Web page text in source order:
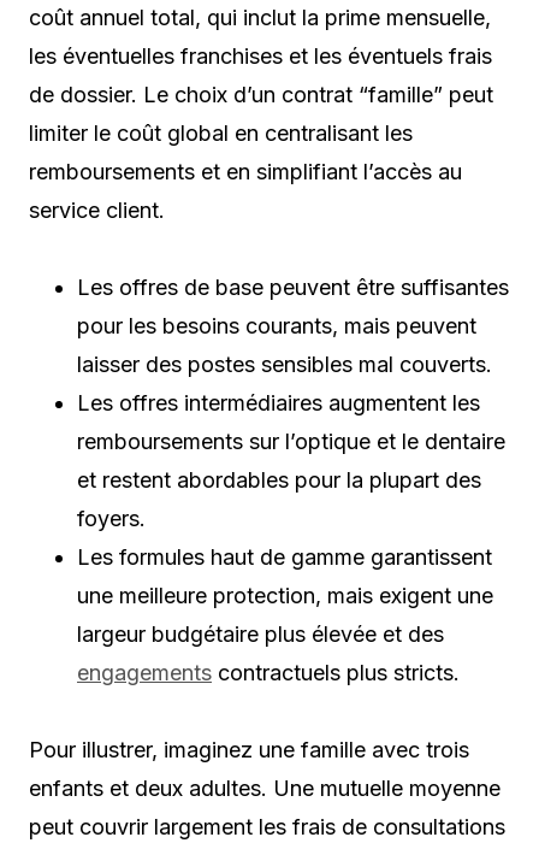
coût annuel total, qui inclut la prime mensuelle,
les éventuelles franchises et les éventuels frais
de dossier. Le choix d’un contrat “famille” peut
limiter le coût global en centralisant les
remboursements et en simplifiant l’accès au
service client.
Les offres de base peuvent être suffisantes
pour les besoins courants, mais peuvent
laisser des postes sensibles mal couverts.
Les offres intermédiaires augmentent les
remboursements sur l’optique et le dentaire
et restent abordables pour la plupart des
foyers.
Les formules haut de gamme garantissent
une meilleure protection, mais exigent une
largeur budgétaire plus élevée et des
engagements contractuels plus stricts.
Pour illustrer, imaginez une famille avec trois
enfants et deux adultes. Une mutuelle moyenne
peut couvrir largement les frais de consultations